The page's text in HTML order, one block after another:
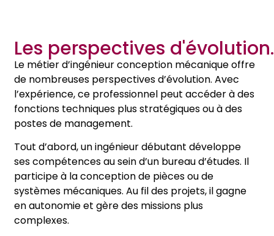
Les perspectives d'évolution.
Le métier d’ingénieur conception mécanique offre
de nombreuses perspectives d’évolution. Avec
l’expérience, ce professionnel peut accéder à des
fonctions techniques plus stratégiques ou à des
postes de management.
Tout d’abord, un ingénieur débutant développe
ses compétences au sein d’un bureau d’études. Il
participe à la conception de pièces ou de
systèmes mécaniques. Au fil des projets, il gagne
en autonomie et gère des missions plus
complexes.